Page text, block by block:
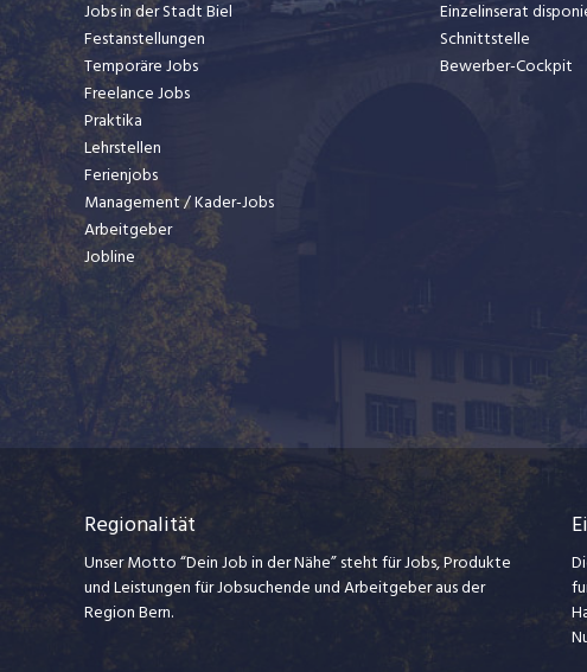
Jobs in der Stadt Biel
Festanstellungen
Temporäre Jobs
Freelance Jobs
Praktika
Lehrstellen
Ferienjobs
Management / Kader-Jobs
Arbeitgeber
Jobline
Einzelinserat
Schnittstelle
Bewerber-Cockpit
Regionalität
Unser Motto “Dein Job in der Nähe” steht für Jobs, Produkte
und Leistungen für Jobsuchende und Arbeitgeber aus der
Region Bern.